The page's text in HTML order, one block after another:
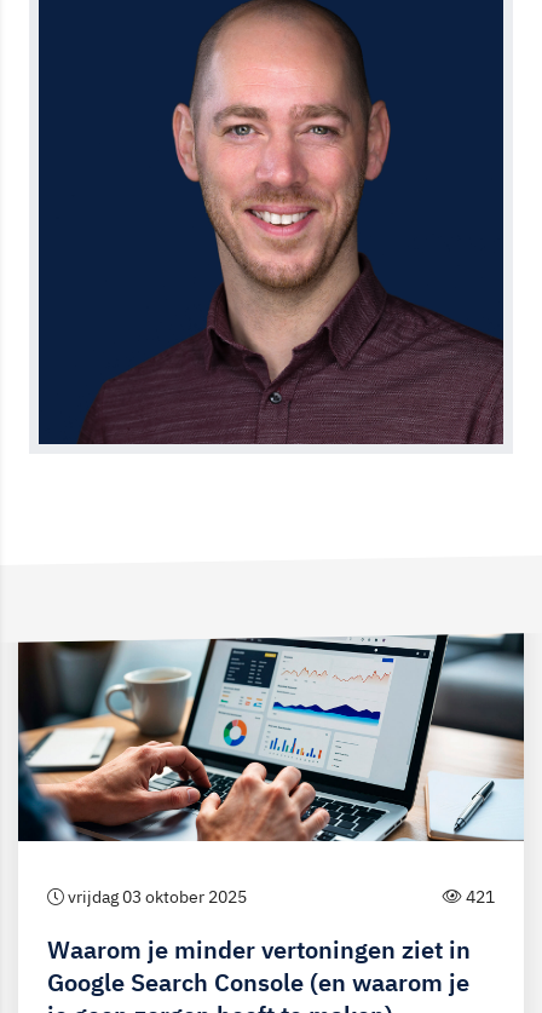
vrijdag 03 oktober 2025 421
Waarom je minder vertoningen ziet in
Google Search Console (en waarom je